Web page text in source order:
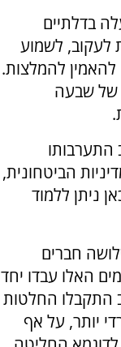
בדלתיים
לעקוב, לשמוע
להמלצות.
של שבעה
התערבותו
הביטחונית,
ניתן ללמוד
חברים
האלו עבדו יחד
החלטות
יותר, על אף